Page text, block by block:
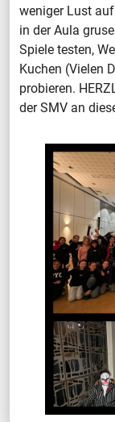
weniger Lust
in der Aula
Spiele testen,
Kuchen (Vielen
probieren.
der SMV an